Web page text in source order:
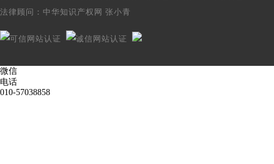
法律顾问： 中华知识产权网 张小青
微信
电话
010-57038858